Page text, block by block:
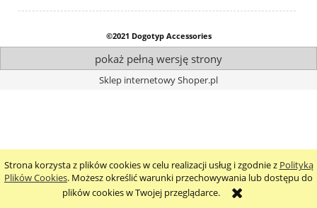
Strona korzysta z plików cookies w celu realizacji usług i zgodnie z Polityką
Plików Cookies. Możesz określić warunki przechowywania lub dostępu do
plików cookies w Twojej przeglądarce.
©2021 Dogotyp Accessories
pokaż pełną wersję strony
Sklep internetowy Shoper.pl